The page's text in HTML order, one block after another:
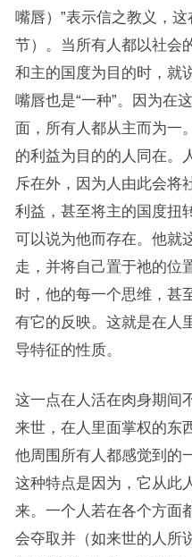
嘴唇）”表示信之教义，
节）。当所有人都以社会
和主的国度为目的时，就
嘴唇也是“一种”。因为在
面，所有人都从主而为一
的利益为目的的人同在。
斥在外，因为人由此会将
利益，甚至将主的国度扭
可以说为他而存在。他就
走，并将自己置于祂的位
时，他的每一个思维，甚
有它的反映。这就是在人
导特征的性质。
这一点在人活在肉身期间
来世，在人里面掌权的东
他周围所有人都感觉到的
这种特点是因为，它从此
来。一个人若在各个方面
会夺取并（如来世的人所